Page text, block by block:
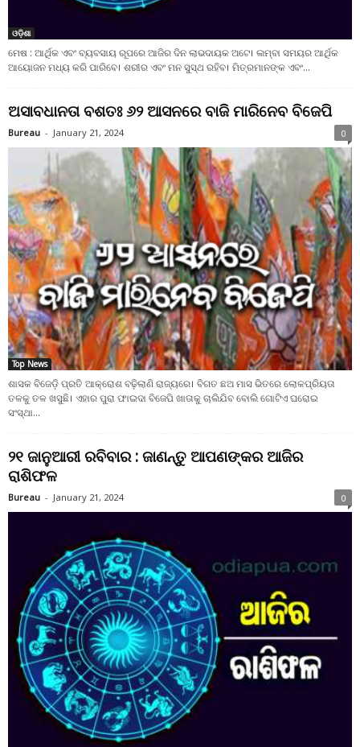
ଓଡ଼ିଶା
ମେଷ : ଆର୍ଥିକ ଏବଂ ବ୍ୟବସାୟ ରୂପରେ ଆଜିର ଦିନ ଲାଭଦାୟକ ଅଟେ। ଲମ୍ବା ସମୟର ଆର୍ଥିକ
ଆୟୋଜନ ମଧ୍ୟ କରି ପାରିବେ। ଶରୀର ଏବଂ ମନ ସୁସ୍ଥ ରହିବ। ମିତ୍ରମାନଙ୍କ ଏବଂ...
ଅସାବଧାନତା ବଶତଃ ୬୨ ଆସନରେ ବାଜି ମାରିନେବ ବିଜେପି
Bureau - January 21, 2024 0
Top News
ଶାସକ ବିଜେଡ଼ି ପ୍ରତି ଆକ୍ରୋଶ ବଢ଼ିଲାଣି ରାଜ୍ୟରେ। ବିଗତ ଛଅ ମାସ ଭିତରେ ଲୋକପ୍ରିୟତା
ତଳକୁ ତଳ ଖସୁଛି। ଏହାର ପୁରା ଫାଇଦା ବିଜେପି ଖାତାକୁ ଚାଲିଯିବ ବୋଲି ଗୋଟିଏ ଘରୋଇ
ସଂସ୍ଥା...
୨୧ ଜାନୁଆରୀ ରବିବାର : ଜାଣନ୍ତୁ ଆପଣଙ୍କର ଆଜିର
ରାଶିଫଳ
Bureau - January 21, 2024 0